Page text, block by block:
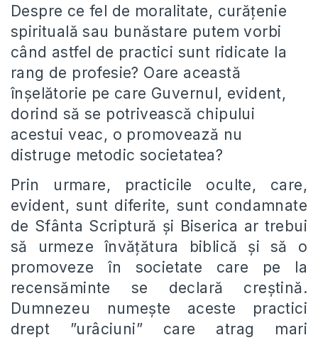
Despre ce fel de moralitate, curățenie
spirituală sau bunăstare putem vorbi
când astfel de practici sunt ridicate la
rang de profesie? Oare această
înșelătorie pe care Guvernul, evident,
dorind să se potrivească chipului
acestui veac, o promovează nu
distruge metodic societatea?
Prin urmare, practicile oculte, care,
evident, sunt diferite, sunt condamnate
de Sfânta Scriptură și Biserica ar trebui
să urmeze învățătura biblică și să o
promoveze în societate care pe la
recensăminte se declară creștină.
Dumnezeu numește aceste practici
drept ”urâciuni” care atrag mari